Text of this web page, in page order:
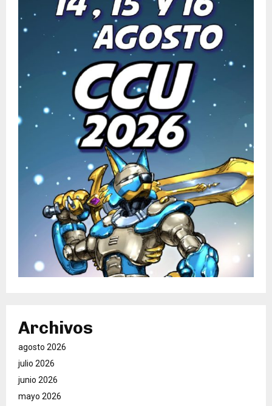
Archivos
agosto 2026
julio 2026
junio 2026
mayo 2026